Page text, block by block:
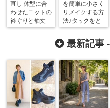
直し 体型に合
わせたニットの
衿ぐりと袖丈
を簡単に小さく
リメイクする方
法♪タックをと
ってみました
最新記事 -